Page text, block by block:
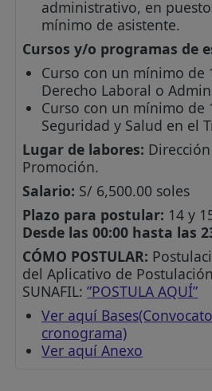
administrativo, en
mínimo de asistente.
Cursos y/o programas de
Curso con un mínimo de
Derecho Laboral o
Curso con un mínimo de
Seguridad y Salud en el
Lugar de labores:
Promoción.
Salario: S/ 6,500.00 soles
Plazo para postular: 14 y
Desde las 00:00 hasta las
CÓMO POSTULAR:
del Aplicativo de
SUNAFIL:”POSTULA AQUÍ”
Ver aquí
cronograma)
Ver aquí Anexo